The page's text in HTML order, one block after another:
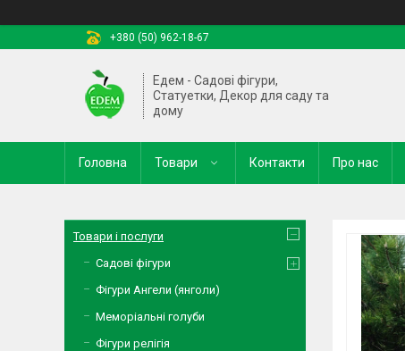
+380 (50) 962-18-67
Едем - Садові фігури,
Статуетки, Декор для саду та
дому
Головна Товари Контакти Про нас
Товари і послуги
Садові фігури
Фігури Ангели (янголи)
Меморіальні голуби
Фігури релігія